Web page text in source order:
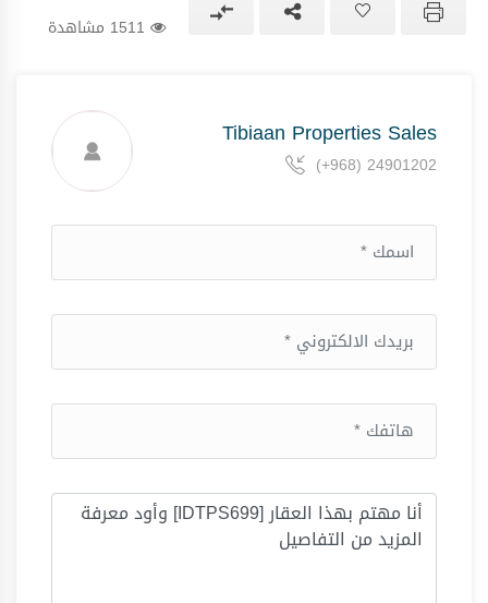
Tibiaan Properties Sales
(+968) 24901202